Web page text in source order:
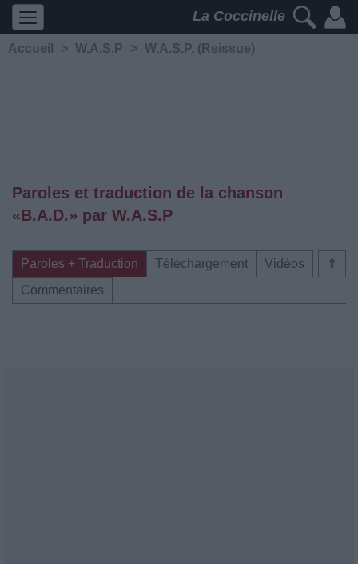
La Coccinelle
Accueil > W.A.S.P > W.A.S.P. (Reissue)
Paroles et traduction de la chanson
«B.A.D.» par W.A.S.P
⇑
Paroles + Traduction Téléchargement
Vidéos
Commentaires